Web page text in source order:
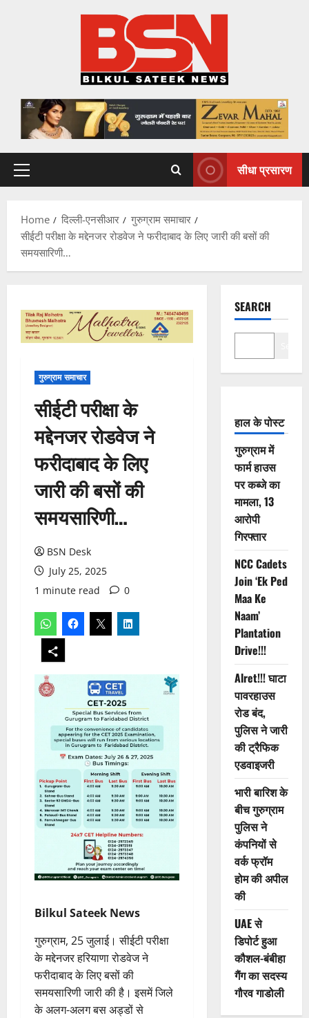
Primary
सीधा प्रसारण
Home दिल्ली-एनसीआर
गुरुग्राम समाचार
सीईटी परीक्षा के मद्देनजर रोडवेज ने फरीदाबाद के लिए जारी की बसों की
समयसारिणी…
गुरुग्राम समाचार
सीईटी परीक्षा के
मद्देनजर रोडवेज ने
फरीदाबाद के लिए
जारी की बसों की
समयसारिणी…
BSN Desk
July 25, 2025
1 minute read
0
Bilkul Sateek News
गुरुग्राम, 25 जुलाई। सीईटी परीक्षा
के मद्देनजर हरियाणा रोडवेज ने
फरीदाबाद के लिए बसों की
समयसारिणी जारी की है। इसमें जिले
के अलग-अलग बस अड्डों से
SEARCH
हाल के पोस्ट
गुरुग्राम में
फार्म हाउस
पर कब्जे का
मामला, 13
आरोपी
गिरफ्तार
NCC Cadets
Join ‘Ek Ped
Maa Ke
Naam’
Plantation
Drive!!!
Alret!!! घाटा
पावरहाउस
रोड बंद,
पुलिस ने जारी
की ट्रैफिक
एडवाइजरी
भारी बारिश के
बीच गुरुग्राम
पुलिस ने
कंपनियों से
वर्क फ्रॉम
होम की अपील
की
UAE से
डिपोर्ट हुआ
कौशल-बंबीहा
गैंग का सदस्य
गौरव गाडोली